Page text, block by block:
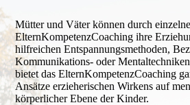
Mütter und Väter können durch
ElternKompetenzCoaching ihre
hilfreichen Entspannungsmethoden,
Kommunikations- oder
bietet das ElternKompetenzCoaching
Ansätze erzieherischen Wirkens auf
körperlicher Ebene der Kinder.